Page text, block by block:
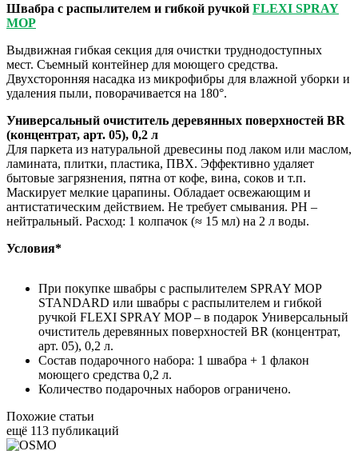
Швабра с распылителем и гибкой ручкой FLEXI SPRAY
MOP
Выдвижная гибкая секция для очистки труднодоступных
мест. Съемный контейнер для моющего средства.
Двухсторонняя насадка из микрофибры для влажной уборки и
удаления пыли, поворачивается на 180°.
Универсальный очиститель деревянных поверхностей BR
(концентрат, арт. 05), 0,2 л
Для паркета из натуральной древесины под лаком или маслом,
ламината, плитки, пластика, ПВХ. Эффективно удаляет
бытовые загрязнения, пятна от кофе, вина, соков и т.п.
Маскирует мелкие царапины. Обладает освежающим и
антистатическим действием. Не требует смывания. PH –
нейтральный. Расход: 1 колпачок (≈ 15 мл) на 2 л воды.
Условия*
При покупке швабры с распылителем SPRAY MOP
STANDARD или швабры с распылителем и гибкой
ручкой FLEXI SPRAY MOP – в подарок Универсальный
очиститель деревянных поверхностей BR (концентрат,
арт. 05), 0,2 л.
Состав подарочного набора: 1 швабра + 1 флакон
моющего средства 0,2 л.
Количество подарочных наборов ограничено.
Похожие статьи
ещё 113 публикаций